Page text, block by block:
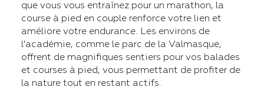
que vous vous entraînez pour un marathon, la
course à pied en couple renforce votre lien et
améliore votre endurance. Les environs de
l'académie, comme le parc de la Valmasque,
offrent de magnifiques sentiers pour vos balades
et courses à pied, vous permettant de profiter de
la nature tout en restant actifs.